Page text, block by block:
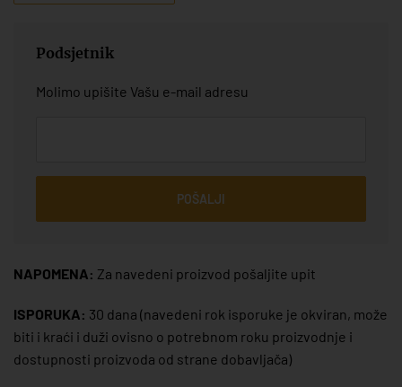
Podsjetnik
Molimo upišite Vašu e-mail adresu
POŠALJI
NAPOMENA: Za navedeni proizvod pošaljite upit
ISPORUKA: 30 dana (navedeni rok isporuke je okviran, može
biti i kraći i duži ovisno o potrebnom roku proizvodnje i
dostupnosti proizvoda od strane dobavljača)